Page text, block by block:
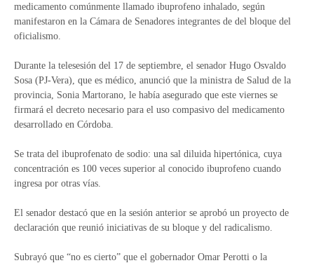
medicamento comúnmente llamado ibuprofeno inhalado, según
manifestaron en la Cámara de Senadores integrantes de del bloque del
oficialismo.
Durante la telesesión del 17 de septiembre, el senador Hugo Osvaldo
Sosa (PJ-Vera), que es médico, anunció que la ministra de Salud de la
provincia, Sonia Martorano, le había asegurado que este viernes se
firmará el decreto necesario para el uso compasivo del medicamento
desarrollado en Córdoba.
Se trata del ibuprofenato de sodio: una sal diluida hipertónica, cuya
concentración es 100 veces superior al conocido ibuprofeno cuando
ingresa por otras vías.
El senador destacó que en la sesión anterior se aprobó un proyecto de
declaración que reunió iniciativas de su bloque y del radicalismo.
Subrayó que “no es cierto” que el gobernador Omar Perotti o la